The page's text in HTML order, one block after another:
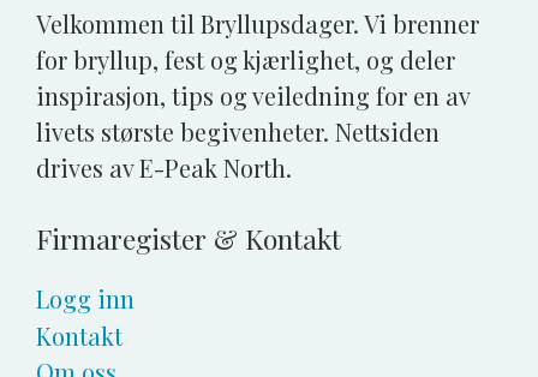
Velkommen til Bryllupsdager. Vi brenner
for bryllup, fest og kjærlighet, og deler
inspirasjon, tips og veiledning for en av
livets største begivenheter. Nettsiden
drives av E-Peak North.
Firmaregister & Kontakt
Logg inn
Kontakt